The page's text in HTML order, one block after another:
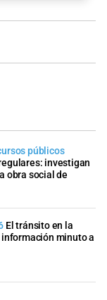
públicos
investigan
obra social de
El tránsito en la
minuto a